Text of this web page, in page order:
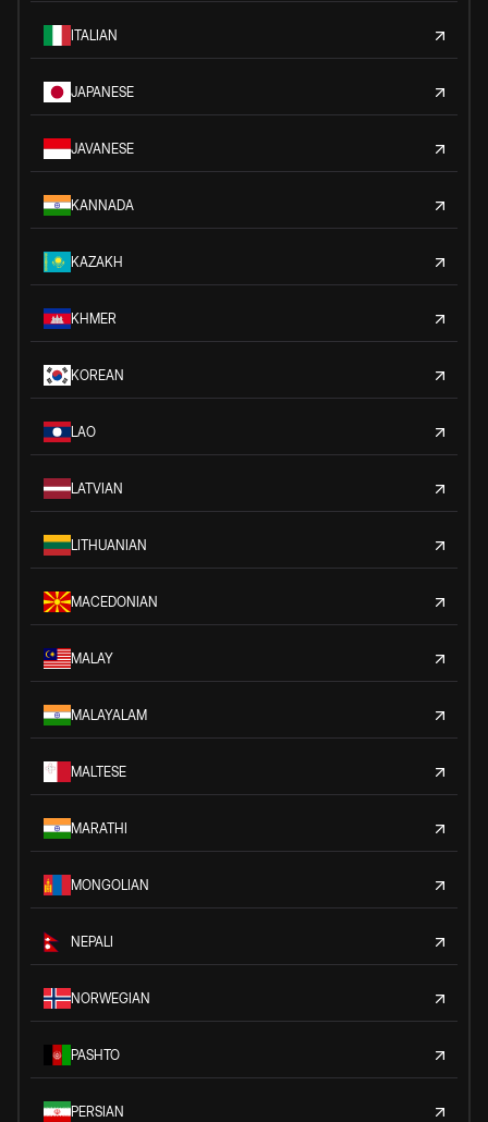
ITALIAN
JAPANESE
JAVANESE
KANNADA
KAZAKH
KHMER
KOREAN
LAO
LATVIAN
LITHUANIAN
MACEDONIAN
MALAY
MALAYALAM
MALTESE
MARATHI
MONGOLIAN
NEPALI
NORWEGIAN
PASHTO
PERSIAN